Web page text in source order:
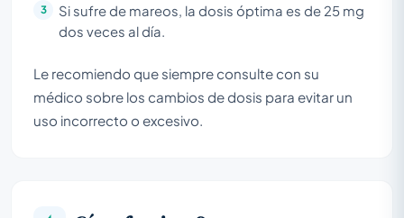
Si sufre de mareos, la dosis óptima es de 25 mg
dos veces al día.
Le recomiendo que siempre consulte con su
médico sobre los cambios de dosis para evitar un
uso incorrecto o excesivo.